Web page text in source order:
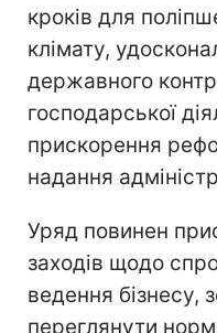
кроків для
клімату,
державного
господарської
прискорення
надання
Уряд повинен
заходів щодо
ведення бізнесу,
переглянути